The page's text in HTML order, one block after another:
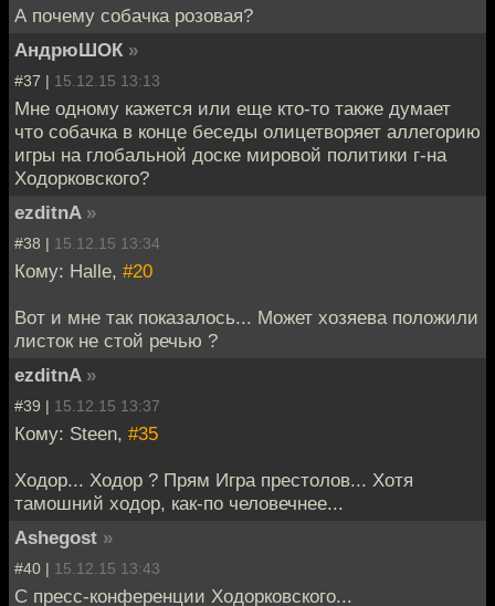
А почему собачка розовая?
АндрюШОК »
#37 | 15.12.15 13:13
Мне одному кажется или еще кто-то также думает
что собачка в конце беседы олицетворяет аллегорию
игры на глобальной доске мировой политики г-на
Ходорковского?
ezditnA »
#38 | 15.12.15 13:34
Кому: Halle, #20
Вот и мне так показалось... Может хозяева положили
листок не стой речью ?
ezditnA »
#39 | 15.12.15 13:37
Кому: Steen, #35
Ходор... Ходор ? Прям Игра престолов... Хотя
тамошний ходор, как-по человечнее...
Ashegost »
#40 | 15.12.15 13:43
С пресс-конференции Ходорковского...